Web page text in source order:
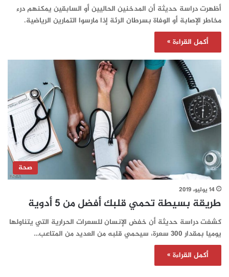
أظهرت دراسة حديثة أن المدخنين الحاليين أو السابقين يمكنهم درء
مخاطر الإصابة أو الوفاة بسرطان الرئة إذا مارسوا التمارين الرياضية.
أكمل القراءة »
صحة
14 يوليو، 2019
طريقة بسيطة تحمي قلبك أفضل من 5 أدوية
كشفت دراسة حديثة أن خفض الإنسان للسعرات الحرارية التي يتناولها
يوميا بمقدار 300 سعرة، سيحمي قلبه من العديد من المتاعب…
أكمل القراءة »